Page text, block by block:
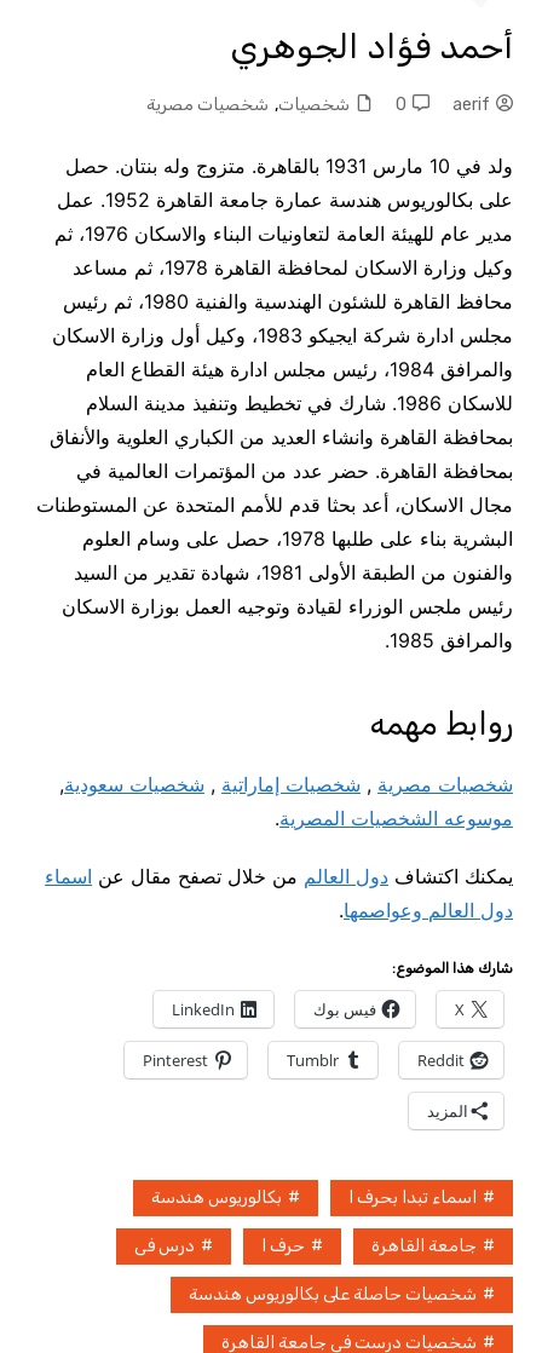
أحمد فؤاد الجوهري
aerif
0 شخصيات, شخصيات مصرية
ولد في 10 مارس 1931 بالقاهرة. متزوج وله بنتان. حصل
على بكالوريوس هندسة عمارة جامعة القاهرة 1952. عمل
مدير عام للهيئة العامة لتعاونيات البناء والاسكان 1976، ثم
وكيل وزارة الاسكان لمحافظة القاهرة 1978، ثم مساعد
محافظ القاهرة للشئون الهندسية والفنية 1980، ثم رئيس
مجلس ادارة شركة ايجيكو 1983، وكيل أول وزارة الاسكان
والمرافق 1984، رئيس مجلس ادارة هيئة القطاع العام
للاسكان 1986. شارك في تخطيط وتنفيذ مدينة السلام
بمحافظة القاهرة وانشاء العديد من الكباري العلوية والأنفاق
بمحافظة القاهرة. حضر عدد من المؤتمرات العالمية في
مجال الاسكان، أعد بحثا قدم للأمم المتحدة عن المستوطنات
البشرية بناء على طلبها 1978، حصل على وسام العلوم
والفنون من الطبقة الأولى 1981، شهادة تقدير من السيد
رئيس ملجس الوزراء لقيادة وتوجيه العمل بوزارة الاسكان
والمرافق 1985.
روابط مهمه
شخصيات مصرية , شخصيات إماراتية , شخصيات سعودية,
موسوعه الشخصيات المصرية.
يمكنك اكتشاف دول العالم من خلال تصفح مقال عن اسماء
دول العالم وعواصمها.
شارك هذا الموضوع:
X فيس بوك LinkedIn
Reddit
Tumblr
Pinterest
المزيد
اسماء تبدا بحرف ا بكالوريوس هندسة
جامعة القاهرة حرف ا درس فى
شخصيات حاصلة على بكالوريوس هندسة
شخصيات درست فى جامعة القاهرة